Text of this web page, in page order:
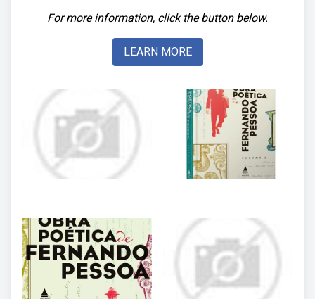
For more information, click the button below.
LEARN MORE